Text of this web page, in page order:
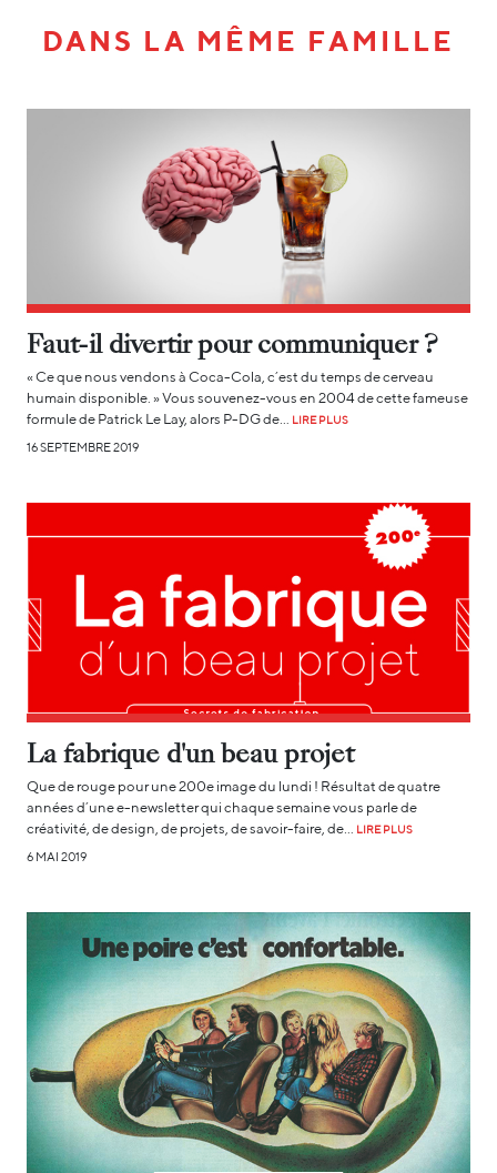
DANS LA MÊME FAMILLE
Faut-il divertir pour communiquer ?
« Ce que nous vendons à Coca-Cola, c’est du temps de cerveau
humain disponible. » Vous souvenez-vous en 2004 de cette fameuse
formule de Patrick Le Lay, alors P-DG de… LIRE PLUS
16 SEPTEMBRE 2019
La fabrique d'un beau projet
Que de rouge pour une 200e image du lundi ! Résultat de quatre
années d’une e-newsletter qui chaque semaine vous parle de
créativité, de design, de projets, de savoir-faire, de… LIRE PLUS
6 MAI 2019